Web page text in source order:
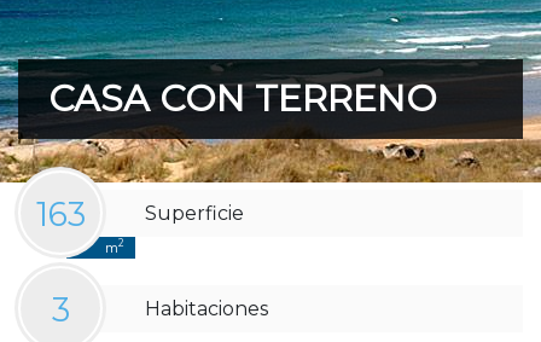
CASA CON TERRENO
163 Superficie
m2
3 Habitaciones